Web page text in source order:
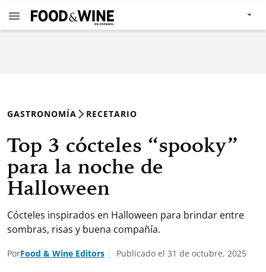
GASTRONOMÍA RECETARIO
Top 3 cócteles “spooky”
para la noche de
Halloween
Cócteles inspirados en Halloween para brindar entre
sombras, risas y buena compañía.
PorFood & Wine Editors Publicado el 31 de octubre, 2025